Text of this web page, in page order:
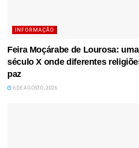
INFORMAÇÃO
Feira Moçárabe de Lourosa:
século X onde diferentes
paz
6 DE AGOSTO, 2026